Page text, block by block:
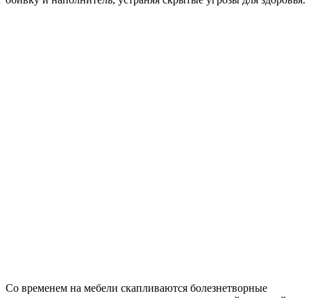
Со временем на мебели скапливаются болезнетворные